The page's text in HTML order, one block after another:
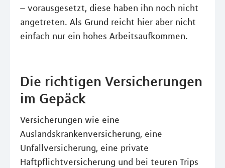
– vorausgesetzt, diese haben ihn noch nicht
angetreten. Als Grund reicht hier aber nicht
einfach nur ein hohes Arbeitsaufkommen.
Die richtigen Versicherungen
im Gepäck
Versicherungen wie eine
Auslandskrankenversicherung, eine
Unfallversicherung, eine private
Haftpflichtversicherung und bei teuren Trips